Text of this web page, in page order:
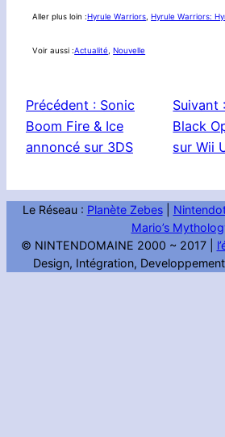
Aller plus loin :Hyrule Warriors , Hyrule Warriors:
Voir aussi :Actualité, Nouvelle
Précédent : Sonic
Boom Fire & Ice
annoncé sur 3DS
Suivant :
Black
sur Wii
Le Réseau : Planète Zebes|
Mario’s
© NINTENDOMAINE 2000 ~ 2017 |
Design, Intégration,